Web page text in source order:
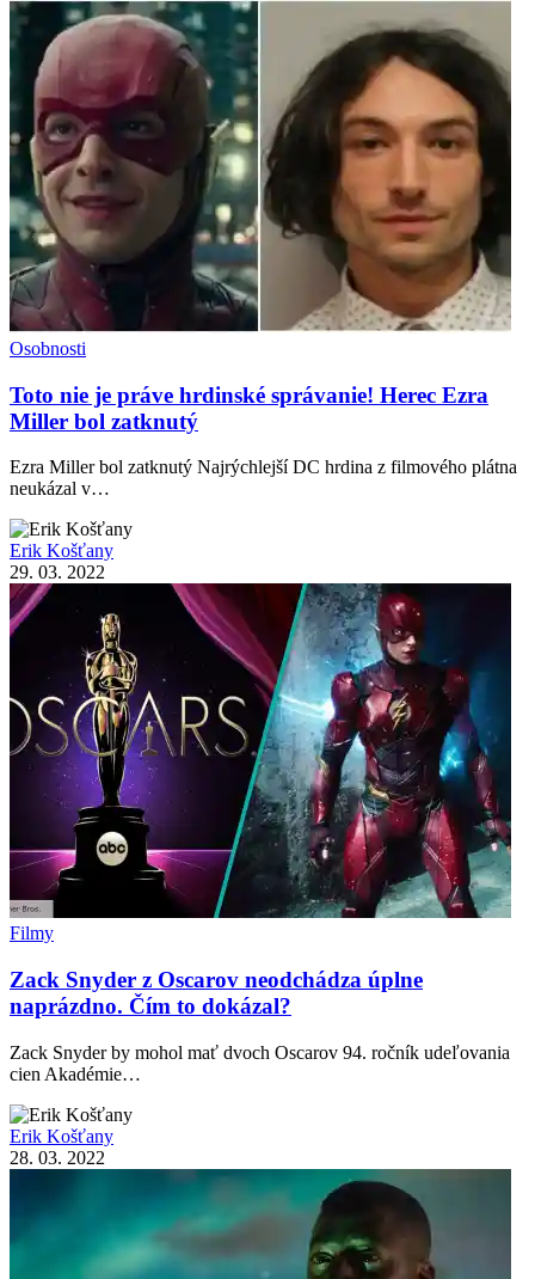
Osobnosti
Toto nie je práve hrdinské správanie! Herec Ezra
Miller bol zatknutý
Ezra Miller bol zatknutý Najrýchlejší DC hrdina z filmového plátna
neukázal v…
Erik Košťany
29. 03. 2022
Filmy
Zack Snyder z Oscarov neodchádza úplne
naprázdno. Čím to dokázal?
Zack Snyder by mohol mať dvoch Oscarov 94. ročník udeľovania
cien Akadémie…
Erik Košťany
28. 03. 2022